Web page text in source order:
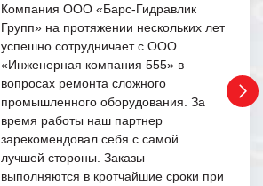
Компания ООО «Барс-Гидравлик
Групп» на протяжении нескольких лет
успешно сотрудничает с ООО
«Инженерная компания 555» в
вопросах ремонта сложного
промышленного оборудования. За
время работы наш партнер
зарекомендовал себя с самой
лучшей стороны. Заказы
выполняются в кротчайшие сроки при